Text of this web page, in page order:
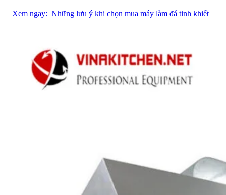
Xem ngay: Những lưu ý khi chọn mua máy làm đá tinh khiết